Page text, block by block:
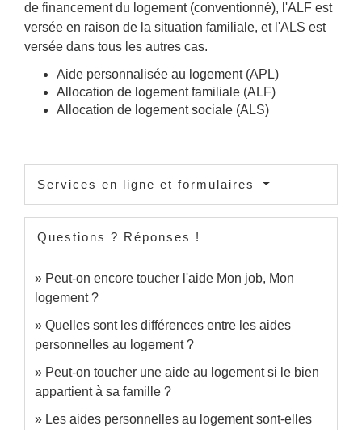
de financement du logement (conventionné), l'ALF est
versée en raison de la situation familiale, et l'ALS est
versée dans tous les autres cas.
Aide personnalisée au logement (APL)
Allocation de logement familiale (ALF)
Allocation de logement sociale (ALS)
Services en ligne et formulaires
Questions ? Réponses !
Peut-on encore toucher l'aide Mon job, Mon
logement ?
Quelles sont les différences entre les aides
personnelles au logement ?
Peut-on toucher une aide au logement si le bien
appartient à sa famille ?
Les aides personnelles au logement sont-elles